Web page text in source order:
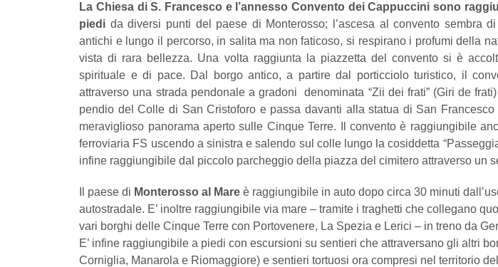
La Chiesa di S. Francesco e l’annesso Convento dei Cappuccini sono
piedi da diversi punti del paese di Monterosso; l’ascesa al convento sembra
antichi e lungo il percorso, in salita ma non faticoso, si respirano i profumi della
vista di rara bellezza. Una volta raggiunta la piazzetta del convento si è
spirituale e di pace. Dal borgo antico, a partire dal porticciolo turistico, il
attraverso una strada pendonale a gradoni denominata “Zii dei frati” (Giri de
pendio del Colle di San Cristoforo e passa davanti alla statua di San
meraviglioso panorama aperto sulle Cinque Terre. Il convento è raggiungibile
ferroviaria FS uscendo a sinistra e salendo sul colle lungo la cosiddetta
infine raggiungibile dal piccolo parcheggio della piazza del cimitero attraverso un
Il paese di Monterosso al Mare è raggiungibile in auto dopo circa 30 minuti
autostradale. E’ inoltre raggiungibile via mare – tramite i traghetti che collegano
vari borghi delle Cinque Terre con Portovenere, La Spezia e Lerici – in treno da
E’ infine raggiungibile a piedi con escursioni su sentieri che attraversano gli altri
Corniglia, Manarola e Riomaggiore) e sentieri tortuosi ora compresi nel territorio